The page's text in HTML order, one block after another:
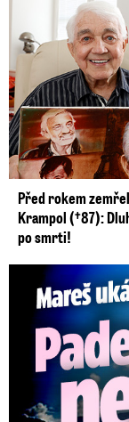
Před rokem
Krampol (†87):
po smrti!
Mareš v